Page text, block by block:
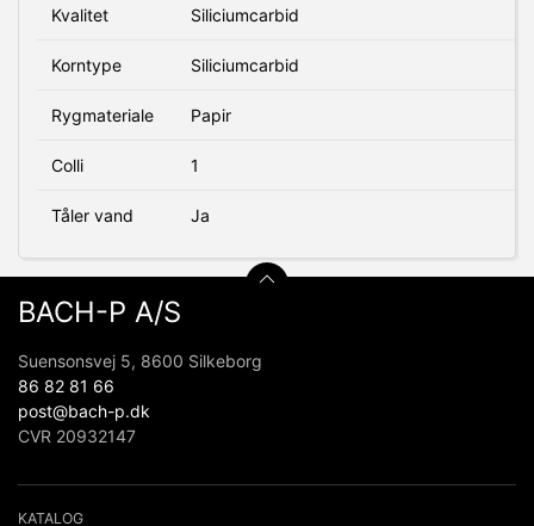
Kvalitet Siliciumcarbid
Korntype Siliciumcarbid
Rygmateriale Papir
Colli 1
Tåler vand Ja
BACH-P A/S
Suensonsvej 5, 8600 Silkeborg
86 82 81 66
post@bach-p.dk
CVR 20932147
KATALOG